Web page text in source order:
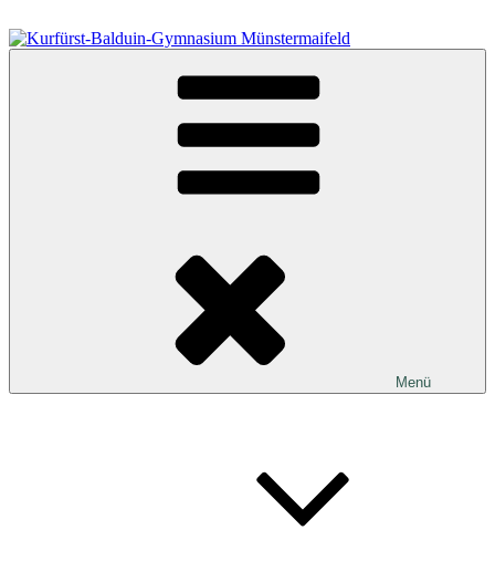
Inhalt
springen
Kurfürst-Balduin-Gymnasium Münstermaifeld
Menü